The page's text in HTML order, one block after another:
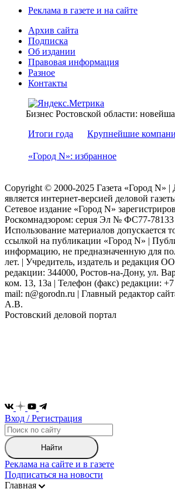
Реклама в газете и на сайте
Архив сайта
Подписка
Об издании
Правовая информация
Разное
Контакты
Бизнес Ростовской области:
Итоги года
Крупнейшие
«Город N»: избранное
Copyright © 2000-2025 Газета «Город N»
является интернет-версией деловой
Сетевое издание «Город N»
Роскомнадзором: серuя Эл № ФС77-78133
Использование материалов допускается
ссылкой на публикации «Город N» |
информацию, не предназначенную для
лет. | Учредитель, издатель и редакция
редакции: 344000, Ростов-на-Дону, ул.
ком. 13, 13а | Телефон (факс) редакции:
mail: n@gorodn.ru | Главный редактор
А.В.
Ростовский деловой портал
Вход / Регистрация
Найти
Реклама на сайте и в газете
Подписаться на новости
Главная